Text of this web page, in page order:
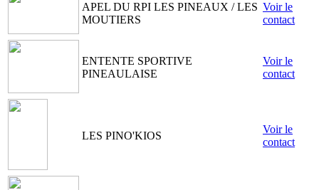
APEL DU RPI LES PINEAUX / LES
MOUTIERS
Voir le
contact
ENTENTE SPORTIVE
PINEAULAISE
Voir le
contact
LES PINO'KIOS
Voir le
contact